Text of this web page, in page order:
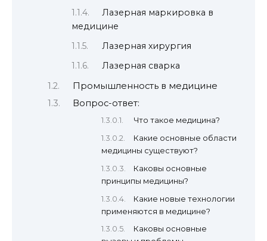
Лазерная маркировка в
медицине
Лазерная хирургия
Лазерная сварка
Промышленность в медицине
Вопрос-ответ:
Что такое медицина?
Какие основные области
медицины существуют?
Каковы основные
принципы медицины?
Какие новые технологии
применяются в медицине?
Каковы основные